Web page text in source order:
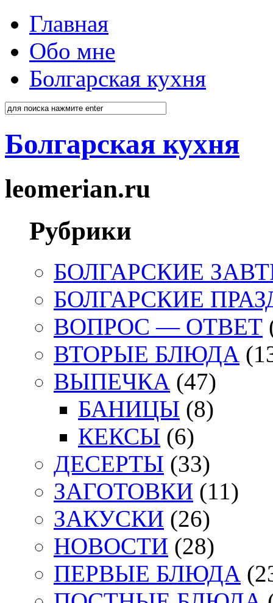
Главная
Обо мне
Болгарская кухня
Болгарская кухня
leomerian.ru
Рубрики
БОЛГАРСКИЕ
БОЛГАРСКИЕ
ВОПРОС — ОТВЕТ
ВТОРЫЕ БЛЮДА
ВЫПЕЧКА (47)
БАНИЦЫ (8)
КЕКСЫ (6)
ДЕСЕРТЫ (33)
ЗАГОТОВКИ (11)
ЗАКУСКИ (26)
НОВОСТИ (28)
ПЕРВЫЕ БЛЮДА